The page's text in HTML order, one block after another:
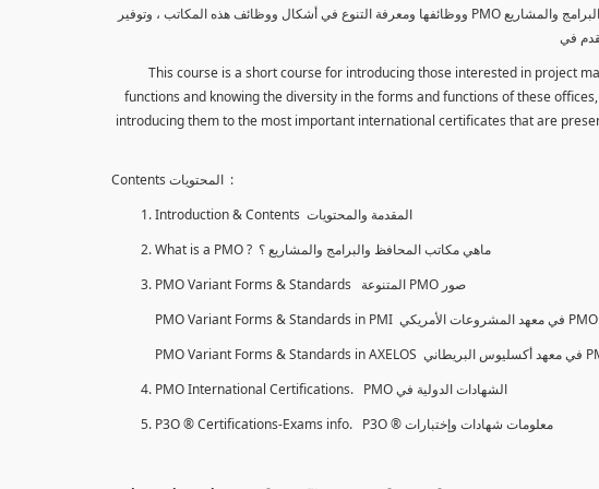
هذا الكورس هو كورس قصير لتعريف المهتمين بإدارة المشاريع بمكاتب المحافظ والبرامج والمشاريع PMO ووظائفها ومعرفة التنوع في أشكال ووظائف هذه المكاتب ، وتوفير
في
This course is a short course for introducing those interested in project
functions and knowing the diversity in the forms and functions of these
introducing them to the most important international certificates that are
Contents المحتويات :
Introduction & Contents المقدمة والمحتويات
What is a PMO ? ماهي مكاتب المحافظ والبرامج والمشاريع ؟
PMO Variant Forms & Standards المتنوعة PMO صور
PMO International Certifications. PMO الشهادات الدولية في
P3O ® Certifications-Exams info. P3O ® معلومات شهادات وإختبارات